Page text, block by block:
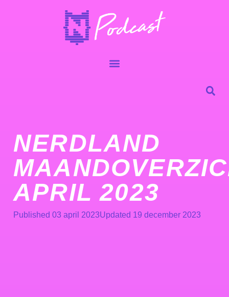
NERDLAND
APRIL 2023
Published 03 april 2023Updated 19 december 2023